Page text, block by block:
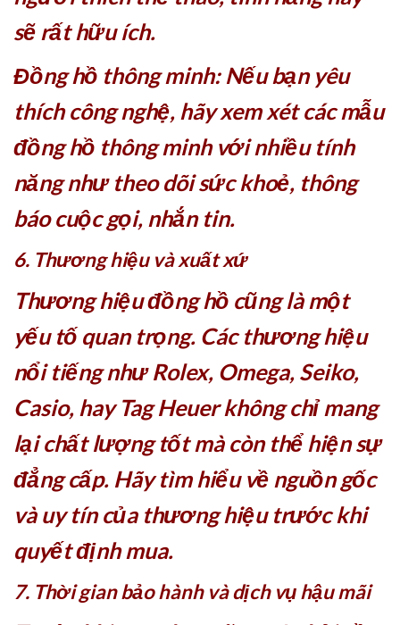
sẽ rất hữu ích.
Đồng hồ thông minh: Nếu bạn yêu
thích công nghệ, hãy xem xét các mẫu
đồng hồ thông minh với nhiều tính
năng như theo dõi sức khoẻ, thông
báo cuộc gọi, nhắn tin.
6. Thương hiệu và xuất xứ
Thương hiệu đồng hồ cũng là một
yếu tố quan trọng. Các thương hiệu
nổi tiếng như Rolex, Omega, Seiko,
Casio, hay Tag Heuer không chỉ mang
lại chất lượng tốt mà còn thể hiện sự
đẳng cấp. Hãy tìm hiểu về nguồn gốc
và uy tín của thương hiệu trước khi
quyết định mua.
7. Thời gian bảo hành và dịch vụ hậu mãi